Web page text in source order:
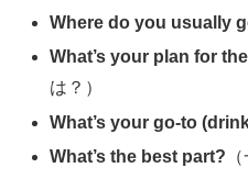
Where do you usually
What’s your plan for
は？）
What’s your go-to
What’s the best part?